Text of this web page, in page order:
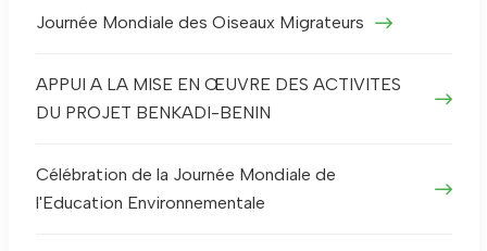
Journée Mondiale des Oiseaux Migrateurs
APPUI A LA MISE EN ŒUVRE DES ACTIVITES
DU PROJET BENKADI-BENIN
Célébration de la Journée Mondiale de
l'Education Environnementale